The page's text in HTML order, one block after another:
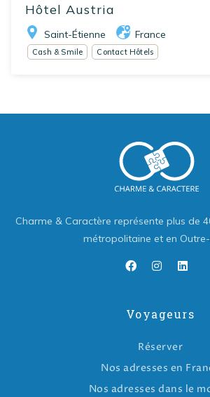
Hôtel Austria
Saint-Étienne France
Cash & Smile Contact Hôtels
Charme & Caractère représente plus de
métropolitaine et en
Voyageurs
Réserver
Nos adresses en
Nos adresses dans le